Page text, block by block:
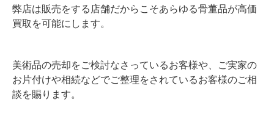
弊店は販売をする店舗だからこそあらゆる骨董品が高価
買取を可能にします。
美術品の売却をご検討なさっているお客様や、ご実家の
お片付けや相続などでご整理をされているお客様のご相
談を賜ります。